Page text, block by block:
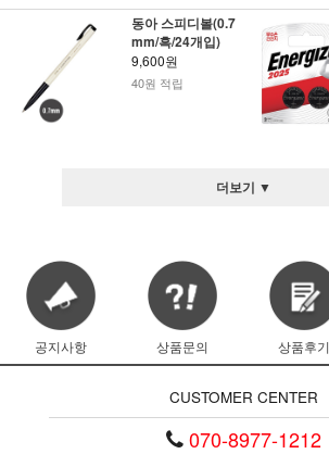
동아 스피디볼(0.7
mm/흑/24개입)
9,600원
40원 적립
더보기 ▼
공지사항 상품문의 상품후기
CUSTOMER CENTER
070-8977-1212